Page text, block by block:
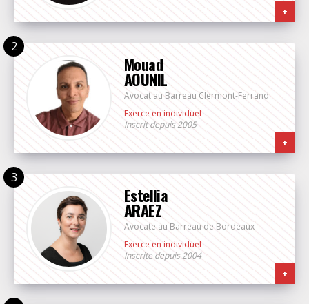
+
Mouad
AOUNIL
Avocat au Barreau Clermont-Ferrand
Exerce en individuel
Inscrit depuis 2005
+
Estellia
ARAEZ
Avocate au Barreau de Bordeaux
Exerce en individuel
Inscrite depuis 2004
+